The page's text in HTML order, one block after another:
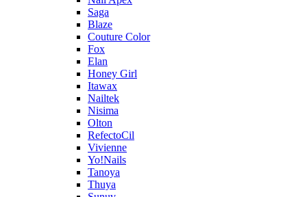
Saga
Blaze
Couture Color
Fox
Elan
Honey Girl
Itawax
Nailtek
Nisima
Olton
RefectoCil
Vivienne
Yo!Nails
Tanoya
Thuya